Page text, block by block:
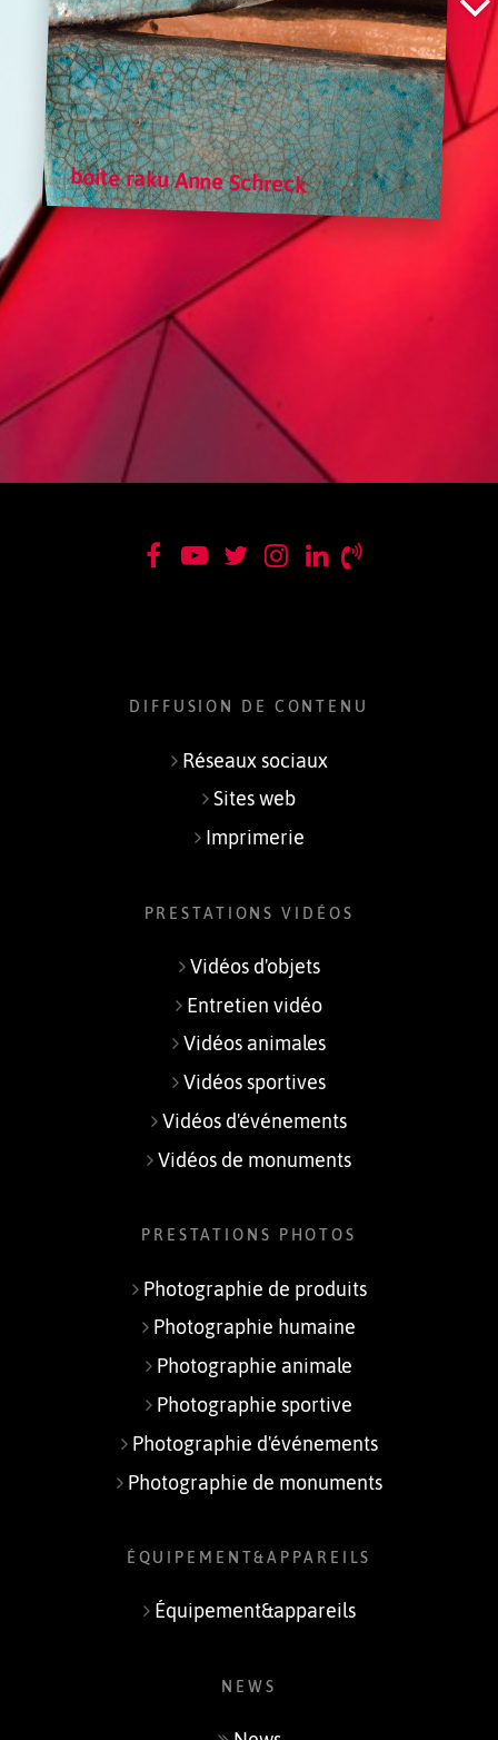
boite raku Anne Schreck
Confinement 2020 Occitanie
DIFFUSION DE CONTENU
Réseaux sociaux
Sites web
Imprimerie
PRESTATIONS VIDÉOS
Vidéos d'objets
Entretien vidéo
Vidéos animales
Vidéos sportives
Vidéos d'événements
Vidéos de monuments
PRESTATIONS PHOTOS
Photographie de produits
Photographie humaine
Photographie animale
Photographie sportive
Photographie d'événements
Photographie de monuments
ÉQUIPEMENT&APPAREILS
Équipement&appareils
NEWS